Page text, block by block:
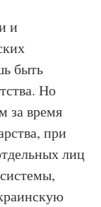
и
быть
Но
за время
при
лиц